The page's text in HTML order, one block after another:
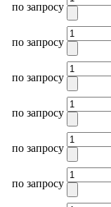
по запросу
по запросу
по запросу
по запросу
по запросу
по запросу